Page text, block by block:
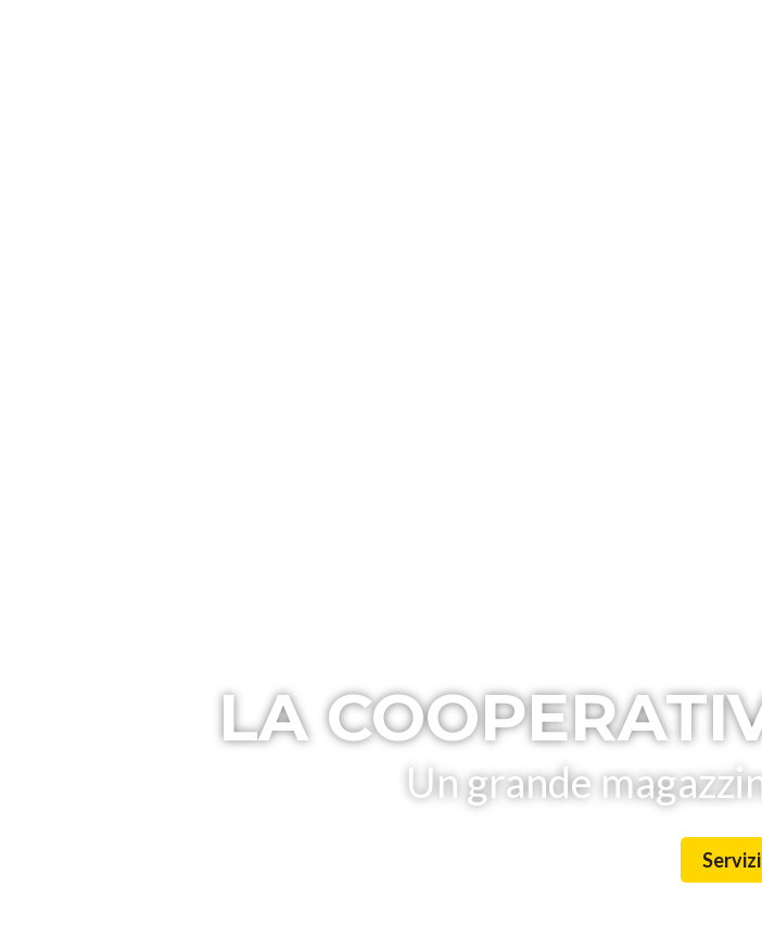
LA
Un grande
Servizi